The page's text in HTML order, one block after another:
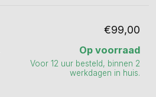
€99,00
Op voorraad
Voor 12 uur besteld, binnen 2
werkdagen in huis.